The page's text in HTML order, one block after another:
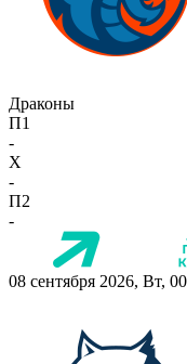
Драконы
П1
-
X
-
П2
-
08 сентября 2026, Вт,